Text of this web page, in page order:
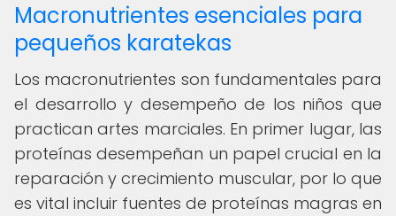
Macronutrientes esenciales para
pequeños karatekas
Los macronutrientes son fundamentales para
el desarrollo y desempeño de los niños que
practican artes marciales. En primer lugar, las
proteínas desempeñan un papel crucial en la
reparación y crecimiento muscular, por lo que
es vital incluir fuentes de proteínas magras en